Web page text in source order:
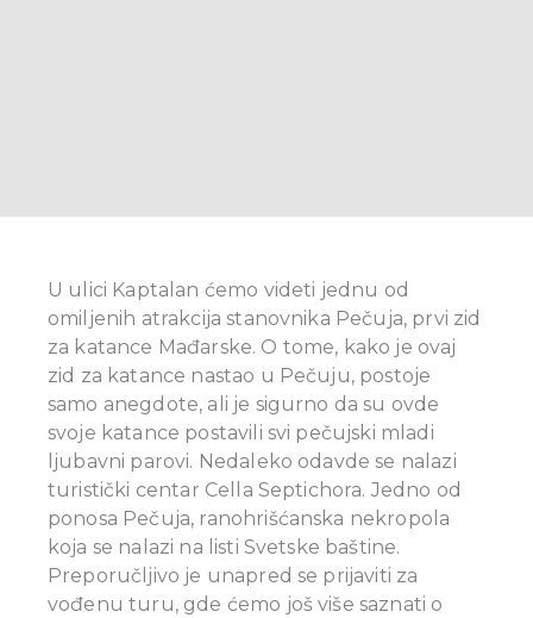
U ulici Kaptalan ćemo videti jednu od
omiljenih atrakcija stanovnika Pečuja, prvi zid
za katance Mađarske. O tome, kako je ovaj
zid za katance nastao u Pečuju, postoje
samo anegdote, ali je sigurno da su ovde
svoje katance postavili svi pečujski mladi
ljubavni parovi. Nedaleko odavde se nalazi
turistički centar Cella Septichora. Jedno od
ponosa Pečuja, ranohrišćanska nekropola
koja se nalazi na listi Svetske baštine.
Preporučljivo je unapred se prijaviti za
vođenu turu, gde ćemo još više saznati o